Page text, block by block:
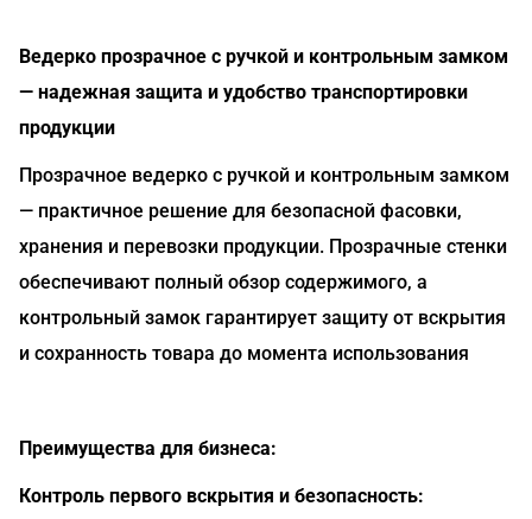
Ведерко прозрачное с ручкой и контрольным замком
— надежная защита и удобство транспортировки
продукции
Прозрачное ведерко с ручкой и контрольным замком
— практичное решение для безопасной фасовки,
хранения и перевозки продукции. Прозрачные стенки
обеспечивают полный обзор содержимого, а
контрольный замок гарантирует защиту от вскрытия
и сохранность товара до момента использования
Преимущества для бизнеса:
Контроль первого вскрытия и безопасность: